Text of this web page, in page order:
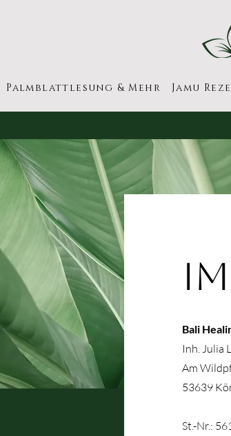
Palmblattlesung & Mehr Jamu
Bali
Inh. Julia
Am
53639
St.-Nr.: